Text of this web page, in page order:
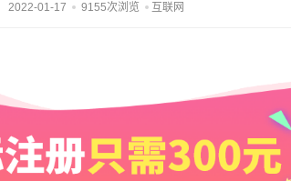
2022-01-17 9155次浏览 互联网